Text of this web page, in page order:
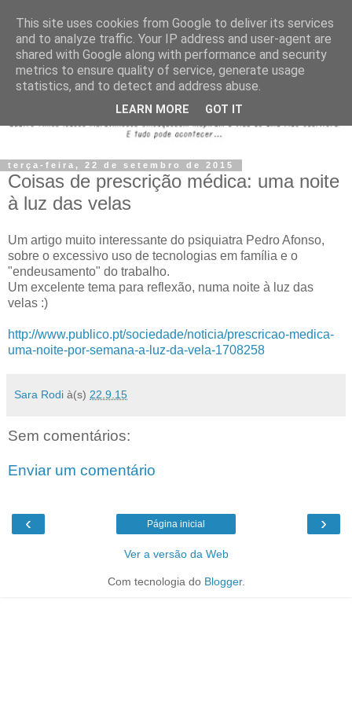
terça-feira, 22 de setembro de 2015
Coisas de prescrição médica: uma noite
à luz das velas
Um artigo muito interessante do psiquiatra Pedro Afonso,
sobre o excessivo uso de tecnologias em família e o
"endeusamento" do trabalho.
Um excelente tema para reflexão, numa noite à luz das
velas :)
http://www.publico.pt/sociedade/noticia/prescricao-medica-
uma-noite-por-semana-a-luz-da-vela-1708258
Sara Rodi à(s) 22.9.15
Sem comentários:
Enviar um comentário
‹ ›
Página inicial
Ver a versão da Web
Com tecnologia do Blogger.
This site uses cookies from Google to deliver its services
and to analyze traffic. Your IP address and user-agent are
shared with Google along with performance and security
metrics to ensure quality of service, generate usage
statistics, and to detect and address abuse.
LEARN MORE GOT IT